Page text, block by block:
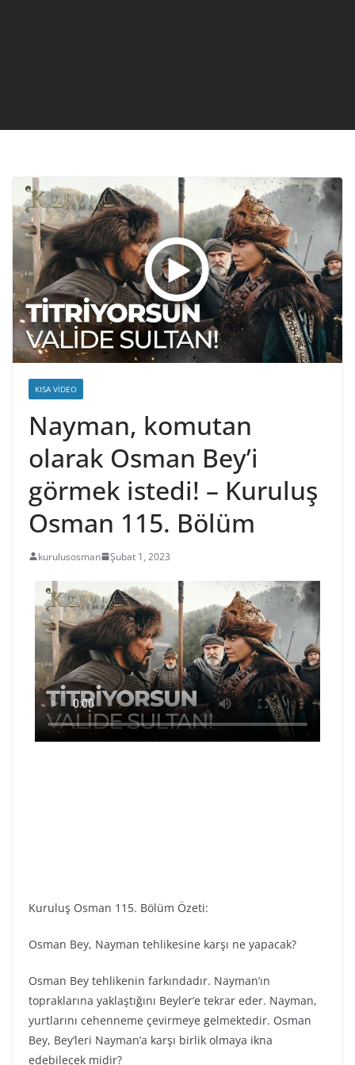
KISA VIDEO
Nayman, komutan
olarak Osman Bey’i
görmek istedi! – Kuruluş
Osman 115. Bölüm
kurulusosman Şubat 1, 2023
Kuruluş Osman 115. Bölüm Özeti:
Osman Bey, Nayman tehlikesine karşı ne yapacak?
Osman Bey tehlikenin farkındadır. Nayman’ın
topraklarına yaklaştığını Beyler’e tekrar eder. Nayman,
yurtlarını cehenneme çevirmeye gelmektedir. Osman
Bey, Bey’leri Nayman’a karşı birlik olmaya ikna
edebilecek midir?